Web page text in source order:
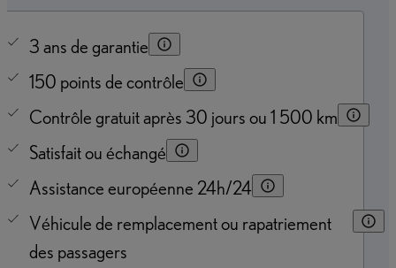
3 ans de garantie
150 points de contrôle
Contrôle gratuit après 30 jours ou 1 500 km
Satisfait ou échangé
Assistance européenne 24h/24
Véhicule de remplacement ou rapatriement
des passagers